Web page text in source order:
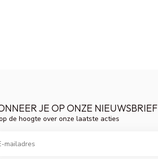
JE OP ONZE NIEUWSBRIEF
de hoogte over onze laatste acties